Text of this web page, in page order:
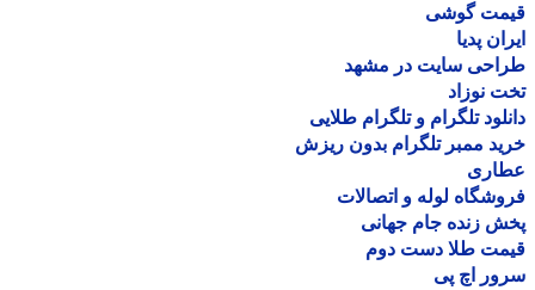
گوشی
پدیا
سایت در مشهد
نوزاد
تلگرام و تلگرام طلایی
ممبر تلگرام بدون ریزش
لوله و اتصالات
زنده جام جهانی
طلا دست دوم
اچ پی